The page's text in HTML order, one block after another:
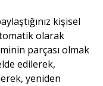
kişisel
olarak
parçası olmak
edilerek,
yeniden